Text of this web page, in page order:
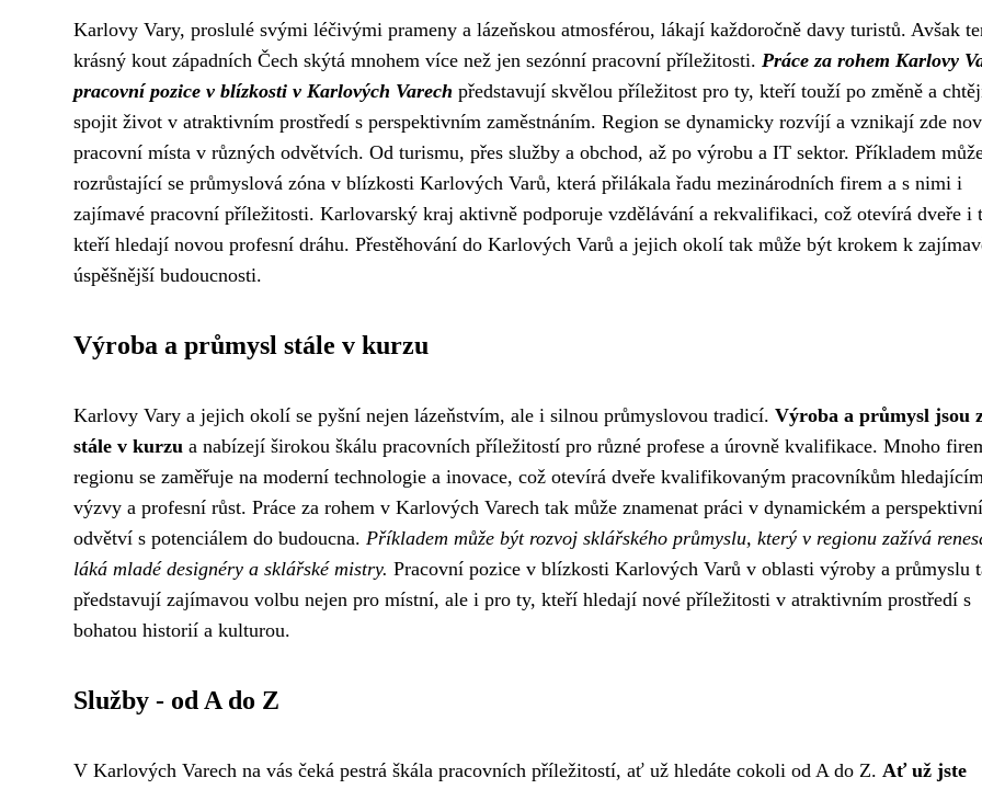
Karlovy Vary, proslulé svými léčivými prameny a lázeňskou atmosférou, lákají každoročně davy turistů. Avšak
krásný kout západních Čech skýtá mnohem více než jen sezónní pracovní příležitosti. Práce za rohem Karlovy
pracovní pozice v blízkosti v Karlových Varech představují skvělou příležitost pro ty, kteří touží po změně a
spojit život v atraktivním prostředí s perspektivním zaměstnáním. Region se dynamicky rozvíjí a vznikají zde
pracovní místa v různých odvětvích. Od turismu, přes služby a obchod, až po výrobu a IT sektor. Příkladem
rozrůstající se průmyslová zóna v blízkosti Karlových Varů, která přilákala řadu mezinárodních firem a s nimi i
zajímavé pracovní příležitosti. Karlovarský kraj aktivně podporuje vzdělávání a rekvalifikaci, což otevírá dveře i
kteří hledají novou profesní dráhu. Přestěhování do Karlových Varů a jejich okolí tak může být krokem k
úspěšnější budoucnosti.
Výroba a průmysl stále v kurzu
Karlovy Vary a jejich okolí se pyšní nejen lázeňstvím, ale i silnou průmyslovou tradicí. Výroba a průmysl jsou
stále v kurzu a nabízejí širokou škálu pracovních příležitostí pro různé profese a úrovně kvalifikace. Mnoho
regionu se zaměřuje na moderní technologie a inovace, což otevírá dveře kvalifikovaným pracovníkům
výzvy a profesní růst. Práce za rohem v Karlových Varech tak může znamenat práci v dynamickém a
odvětví s potenciálem do budoucna. Příkladem může být rozvoj sklářského průmyslu, který v regionu zažívá
láká mladé designéry a sklářské mistry. Pracovní pozice v blízkosti Karlových Varů v oblasti výroby a průmyslu
představují zajímavou volbu nejen pro místní, ale i pro ty, kteří hledají nové příležitosti v atraktivním prostředí s
bohatou historií a kulturou.
Služby - od A do Z
V Karlových Varech na vás čeká pestrá škála pracovních příležitostí, ať už hledáte cokoli od A do Z. Ať už jste